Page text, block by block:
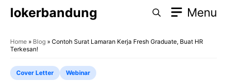
Skiplokerbandung Menu
Home » Blog » Contoh Surat Lamaran Kerja Fresh Graduate, Buat HR
Terkesan!
Cover Letter Webinar